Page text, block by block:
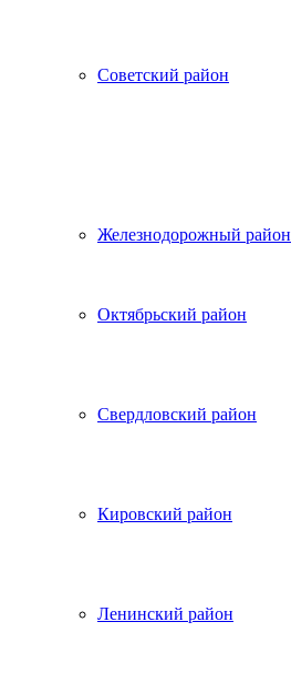
Советский район
Железнодорожный район
Октябрьский район
Свердловский район
Кировский район
Ленинский район